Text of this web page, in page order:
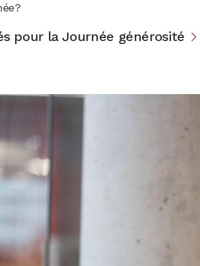
pour la Journée générosité